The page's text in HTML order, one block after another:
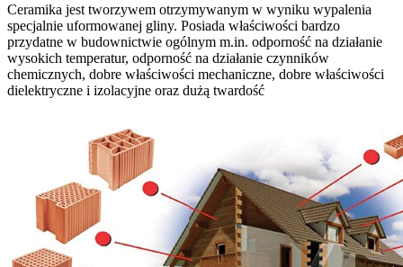
Ceramika jest tworzywem otrzymywanym w wyniku wypalenia
specjalnie uformowanej gliny. Posiada właściwości bardzo
przydatne w budownictwie ogólnym m.in. odporność na działanie
wysokich temperatur, odporność na działanie czynników
chemicznych, dobre właściwości mechaniczne, dobre właściwości
dielektryczne i izolacyjne oraz dużą twardość